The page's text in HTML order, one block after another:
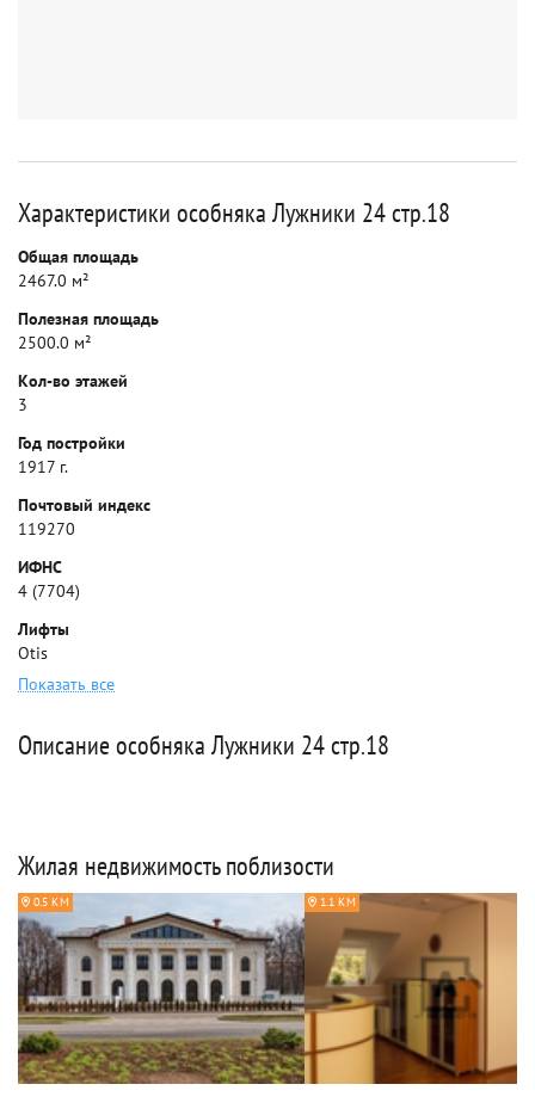
Характеристики особняка Лужники 24 стр.18
Общая площадь
2467.0 м²
Полезная площадь
2500.0 м²
Кол-во этажей
3
Год постройки
1917 г.
Почтовый индекс
119270
ИФНС
4 (7704)
Лифты
Otis
Показать все
Описание особняка Лужники 24 стр.18
Жилая недвижимость поблизости
0.5 КМ 1.1 КМ